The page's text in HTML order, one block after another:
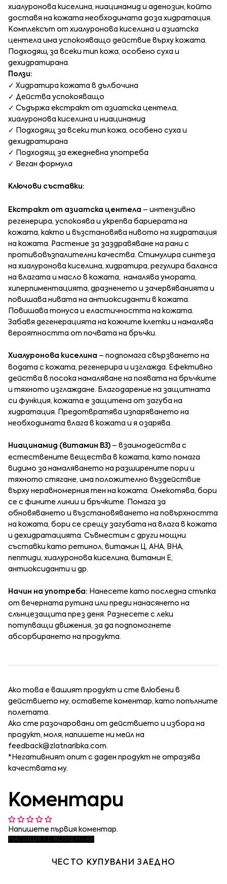
хиалуронова киселина, ниацинамид и аденозин, който
доставя на кожата необходимата доза хидратация.
Комплексът от хиалуронова киселина и азиатска
центела има успокояващо действие върху кожата.
Подходящ за всеки тип кожа, особено суха и
дехидратирана.
Ползи:
✓ Хидратира кожата в дълбочина
✓ Действа успокояващо
✓ Съдържа екстракт от азиатска центела,
хиалуронова киселина и ниацинамид
✓ Подходящ за всеки тип кожа, особено суха и
дехидратирана
✓ Подходящ за ежедневна употреба
✓​ Веган формула
Ключови съставки:
Екстракт от азиатска центела – интензивно
регенерира, успокоява и укрепва бариерата на
кожата, както и възстановява нивото на хидратация
на кожата. Растение за заздравяване на рани с
противовъзпалителни качества. Стимулира синтеза
на хиалуронова киселина, хидратира, регулира баланса
на влагата и масло в кожата, намалява умората,
хиперпиментацията, дразненето и зачервяванията и
повишава нивата на антиоксиданти в кожата.
Повишава тонуса и еластичността на кожата.
Забавя дегенерацията на кожните клетки и намалява
вероятността от почвата на бръчки.
Хиалуронова киселина – подпомага свързването на
водата с кожата, регенерира и изглажда. Ефективно
действа в посока намаляване на появата на бръчките
и тяхното изглаждане. Благодарение на защитната
си функция, кожата е защитена от загуба на
хидратация. Предотвратява изпаряването на
необходимата влага в кожата и я озарява.
Ниацинамид (витамин B3) – взаимодейства с
естествените вещества в кожата, като помага
видимо за намаляването на разширените пори и
тяхното стягане, има положително въздействие
върху неравномерния тен на кожата. Омекотява, бори
се с фините линии и бръчките. Помага за
обновяването и възстановяването на повърхността
на кожата, бори се срещу загубата на влага в кожата
и дехидратацията. Съвместим с други мощни
съставки като ретинол, витамин Ц, AHA, BHA,
пептиди, хиалуронова киселина, витамин Е,
антиоксиданти и др.
Начин на употреба: Нанесете като последна стъпка
от вечерната рутина или преди нанасянето на
слънцезащита през деня. Разнесете с леки
потупващи движения, за да подпомогнете
абсорбирането на продукта.
Ако това е вашият продукт и сте влюбени в
действието му, оставете коментар, като попълните
полетата.
Ако сте разочаровани от действието и избора на
продукт, моля, напишете ни мейл на
feedback@zlatnaribka.com.
*Негативният опит с даден продукт не отразява
качествата му.
Коментари
Напишете първия коментар.
НАПИШЕТЕ КОМЕНТАР
ЧЕСТО КУПУВАНИ ЗАЕДНО